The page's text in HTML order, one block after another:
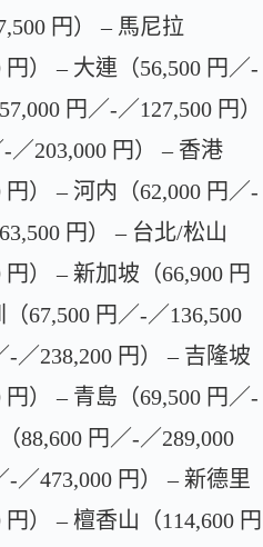
円） – 馬尼拉
円） – 大連（56,500 円／-
円／-／127,500 円）
／203,000 円） – 香港
円） – 河内（62,000 円／-
円） – 台北/松山
円） – 新加坡（66,900 円
67,500 円／-／136,500
-／238,200 円） – 吉隆坡
円） – 青島（69,500 円／-
88,600 円／-／289,000
-／473,000 円） – 新德里
円） – 檀香山（114,600 円